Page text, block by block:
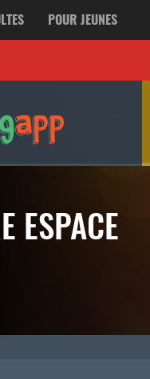
POUR JEUNES
ESPACE